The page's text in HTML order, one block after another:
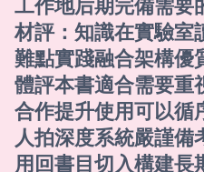
材評：知識在實驗室
難點實踐融合架構優
體評本書適合需要重
合作提升使用可以循
人拍深度系統嚴謹備
用回書目切入構建長